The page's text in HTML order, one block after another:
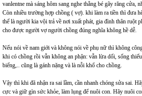
vanlentne mà sáng hôm sang nghe thằng bé gãy răng cửa,
Còn nhiều trường hợp chồng ( vợ). khi làm ra tiền thì đưa
thế là người kia vội trả về nơi xuất phát, gia đình thân ruột
cho được người vợ người chồng đúng nghĩa không hề dễ.
Nếu nói về nam giới và không nói về phụ nữ thì không
khi có chồng rồi vẫn không an phận: vẫn lừa dối, sống
biếng,.. cũng là gánh nặng và là nỗi khổ cho chồng.
Vậy thì khi đã nhận ra sai lầm, cần nhanh chóng sửa sai.
cực và giữ gìn sức khỏe, làm lụng để nuôi con. Hãy nuôi